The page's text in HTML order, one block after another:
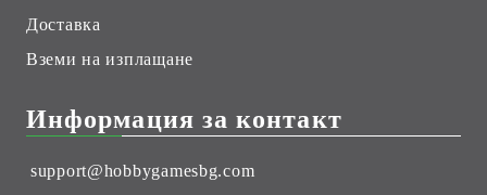
Доставка
Вземи на изплащане
Информация за контакт
support@hobbygamesbg.com